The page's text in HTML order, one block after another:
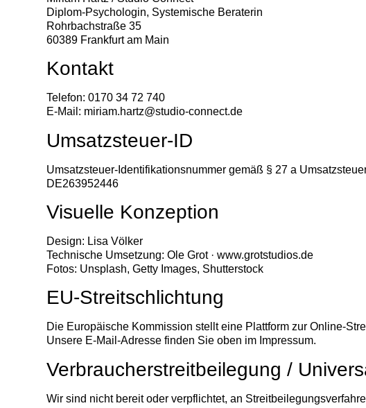
Diplom-Psychologin, Systemische Beraterin
Rohrbachstraße 35
60389 Frankfurt am Main
Kontakt
Telefon: 0170 34 72 740
E-Mail: miriam.hartz@studio-connect.de
Umsatzsteuer-ID
Umsatzsteuer-Identifikationsnummer gemäß § 27 a
DE263952446
Visuelle Konzeption
Design: Lisa Völker
Technische Umsetzung: Ole Grot ·www.grotstudios.de
Fotos: Unsplash, Getty Images, Shutterstock
EU-Streitschlichtung
Die Europäische Kommission stellt eine Plattform zur Online-
Unsere E-Mail-Adresse finden Sie oben im Impressum.
Verbraucher­streit­beilegung /
Wir sind nicht bereit oder verpflichtet, an